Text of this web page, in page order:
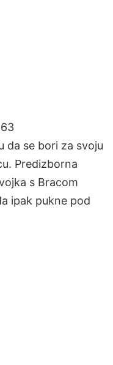
da se bori za svoju
Predizborna
s Bracom
ipak pukne pod